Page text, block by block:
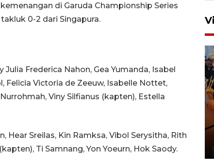
di Garuda Championship Series
0-2 dari Singapura.
Frederica Nahon, Gea Yumanda, Isabel
Felicia Victoria de Zeeuw, Isabelle Nottet,
Viny Silfianus (kapten), Estella
Hear Sreilas, Kin Ramksa, Vibol Serysitha, Rith
Ti Samnang, Yon Yoeurn, Hok Saody.
Presiden
29 Juli 2026 01:36